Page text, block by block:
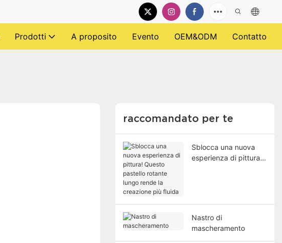
Prodotti A proposito Evento OEM&ODM Contatto
raccomandato per te
Sblocca una nuova
esperienza di pittura!
Nastro di
mascheramento